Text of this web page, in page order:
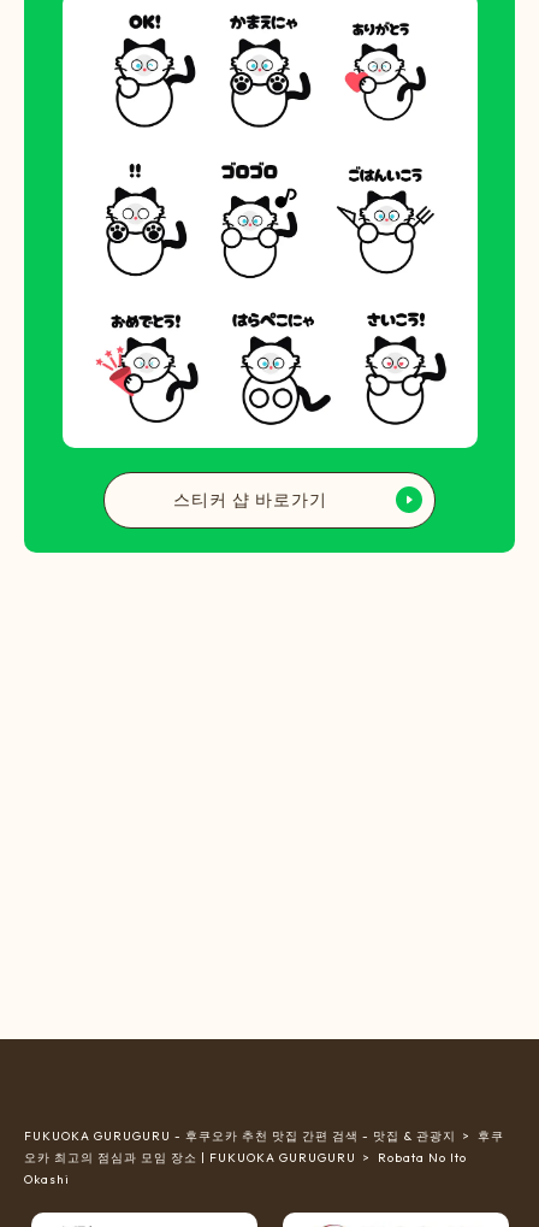
스티커 샵 바로가기
FUKUOKA GURUGURU - 후쿠오카 추천 맛집 간편 검색 - 맛집 & 관광지
후쿠
오카 최고의 점심과 모임 장소 | FUKUOKA GURUGURU
Robata No Ito
Okashi